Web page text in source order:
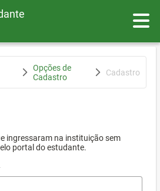
Opções de
Cadastro
Cadastro
ingressaram na instituição sem
portal do estudante.